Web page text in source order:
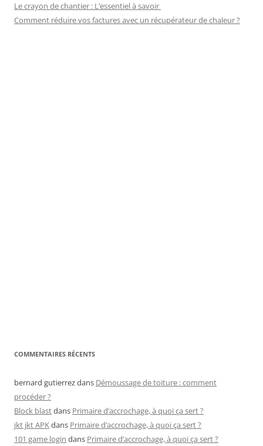
Le crayon de chantier : L’essentiel à savoir
Comment réduire vos factures avec un récupérateur de chaleur ?
COMMENTAIRES RÉCENTS
bernard gutierrezdans Démoussage de toiture : comment
procéder ?
Block blastdans Primaire d’accrochage, à quoi ça sert ?
jkt jkt APKdans Primaire d’accrochage, à quoi ça sert ?
101 game login dans Primaire d’accrochage, à quoi ça sert ?